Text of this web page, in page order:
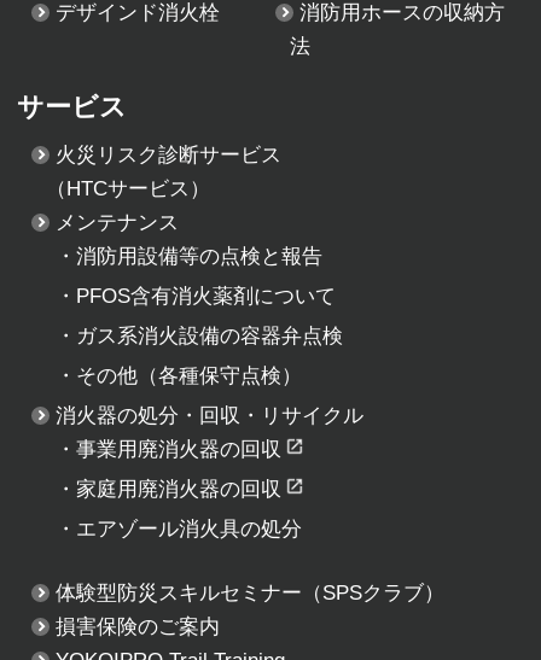
デザインド消火栓
消防用ホースの収納方
法
サービス
火災リスク診断サービス
（HTCサービス）
メンテナンス
・消防用設備等の点検と報告
・ PFOS含有消火薬剤について
・ ガス系消火設備の容器弁点検
・ その他（各種保守点検）
消火器の処分・回収・リサイクル
・事業用廃消火器の回収
・ 家庭用廃消火器の回収
・ エアゾール消火具の処分
体験型防災スキルセミナー （SPSクラブ）
損害保険のご案内